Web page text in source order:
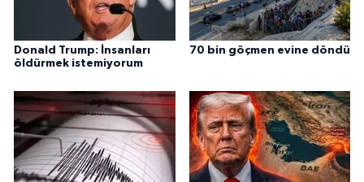
Donald Trump: İnsanları
öldürmek istemiyorum
70 bin göçmen evine döndü